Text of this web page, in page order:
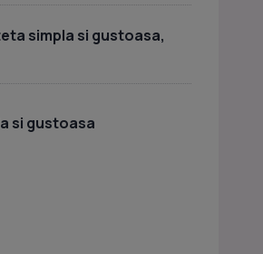
simpla si gustoasa,
si gustoasa